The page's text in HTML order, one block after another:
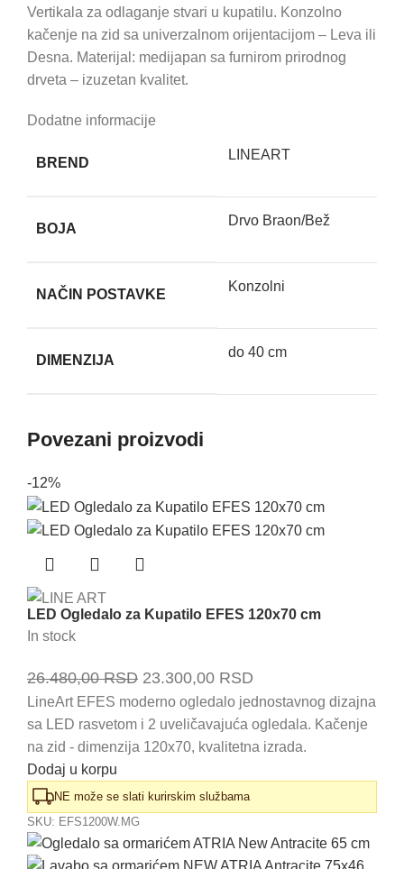
Vertikala za odlaganje stvari u kupatilu. Konzolno
kačenje na zid sa univerzalnom orijentacijom – Leva ili
Desna. Materijal: medijapan sa furnirom prirodnog
drveta – izuzetan kvalitet.
Dodatne informacije
BREND
LINEART
BOJA
Drvo Braon/Bež
NAČIN POSTAVKE
Konzolni
DIMENZIJA
do 40 cm
Povezani proizvodi
-12%
LED Ogledalo za Kupatilo EFES 120x70 cm
In stock
26.480,00RSD Originalna
cena
je
bila:
26.480,00 RSD.
23.300,00 RSD
cena
je:
23.300,00 RSD.
LineArt EFES moderno ogledalo jednostavnog dizajna
sa LED rasvetom i 2 uveličavajuća ogledala. Kačenje
na zid - dimenzija 120x70, kvalitetna izrada.
Dodaj u korpu
NE može se slati kurirskim službama
SKU: EFS1200W.MG